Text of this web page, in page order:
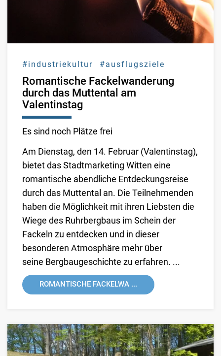
#industriekultur #ausflugsziele
Romantische Fackelwanderung
durch das Muttental am
Valentinstag
Es sind noch Plätze frei
Am Dienstag, den 14. Februar (Valentinstag),
bietet das Stadtmarketing Witten eine
romantische abendliche Entdeckungsreise
durch das Muttental an. Die Teilnehmenden
haben die Möglichkeit mit ihren Liebsten die
Wiege des Ruhrbergbaus im Schein der
Fackeln zu entdecken und in dieser
besonderen Atmosphäre mehr über
seine Bergbaugeschichte zu erfahren. ...
ROMANTISCHE FACKELWA ...